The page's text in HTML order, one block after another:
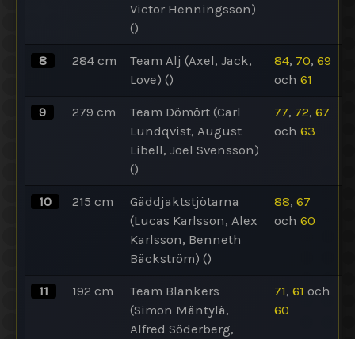
Victor Henningsson)
()
8 284 cm
Team Alj (Axel, Jack,
Love) ()
84, 70, 69
och 61
9 279 cm
Team Dömört (Carl
Lundqvist, August
Libell, Joel Svensson)
()
77, 72, 67
och 63
10 215 cm
Gäddjaktstjötarna
(Lucas Karlsson, Alex
Karlsson, Benneth
Bäckström) ()
88, 67
och 60
11 192 cm
Team Blankers
(Simon Mäntylä,
Alfred Söderberg,
71, 61 och
60